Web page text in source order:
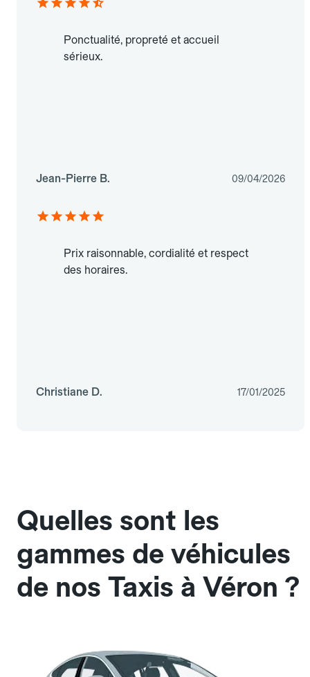
Ponctualité, propreté et accueil
sérieux.
Jean-Pierre B. 09/04/2026
Prix raisonnable, cordialité et respect
des horaires.
Christiane D. 17/01/2025
Quelles sont les
gammes de véhicules
de nos Taxis à Véron ?